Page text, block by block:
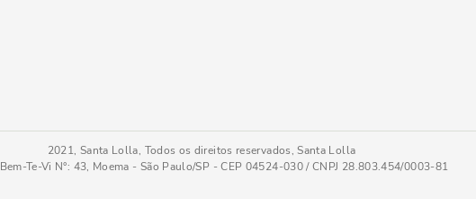
2021, Santa Lolla, Todos os direitos reservados, Santa Lolla
Te-Vi N°: 43, Moema - São Paulo/SP - CEP 04524-030 / CNPJ 28.803.454/0003-81